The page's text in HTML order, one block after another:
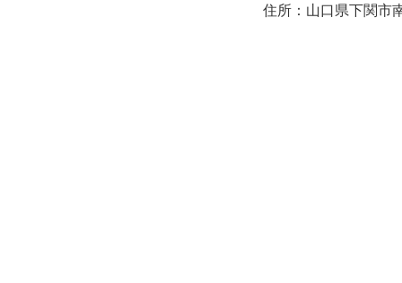
住所：山口県下関市